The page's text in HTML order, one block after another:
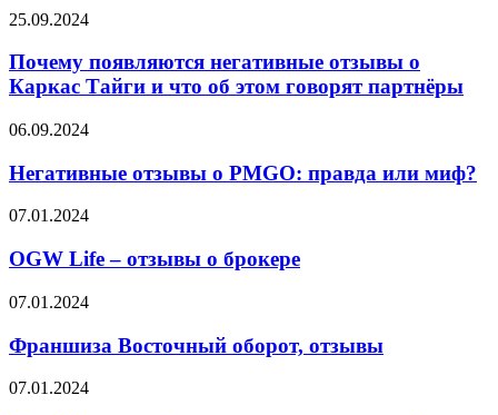
Почему
негативные
отзывы
о
Тайги
что
этом
партнёры
25.09.2024
Почему появляются негативные отзывы о
Каркас Тайги и что об этом говорят партнёры
Негативные
о
PMGO:
правда
миф?
06.09.2024
Негативные отзывы о PMGO: правда или миф?
OGW
–
отзывы
о
брокере
07.01.2024
OGW Life – отзывы о брокере
Франшиза
оборот,
отзывы
07.01.2024
Франшиза Восточный оборот, отзывы
Ares
07.01.2024